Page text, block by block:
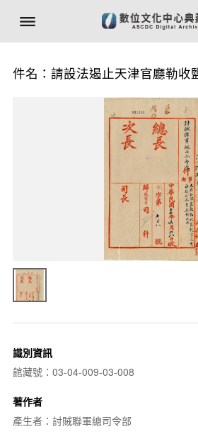
件名：請設法遏止天津官廳勒收
識別資訊
館藏號：03-04-009-03-008
著作者
產生者：討賊聯軍總司令部